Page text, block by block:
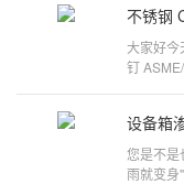
大家好今
钉
您是不是
雨就变身